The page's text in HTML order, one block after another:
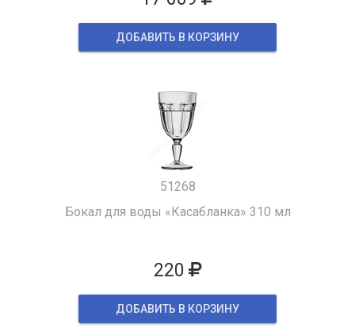
ДОБАВИТЬ В КОРЗИНУ
51268
Бокал для воды «Касабланка» 310 мл
220
ДОБАВИТЬ В КОРЗИНУ